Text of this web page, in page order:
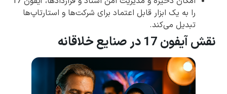
را به یک ابزار قابل اعتماد برای شرکت‌ها و استارتاپ‌ها
تبدیل می‌کند.
نقش آیفون 17 در صنایع خلاقانه